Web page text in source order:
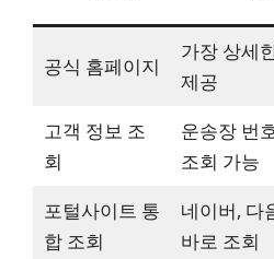
공식 홈페이지
가장 상세
제공
고객 정보 조
회
운송장 번
조회 가능
포털사이트 통
합 조회
네이버, 다
바로 조회